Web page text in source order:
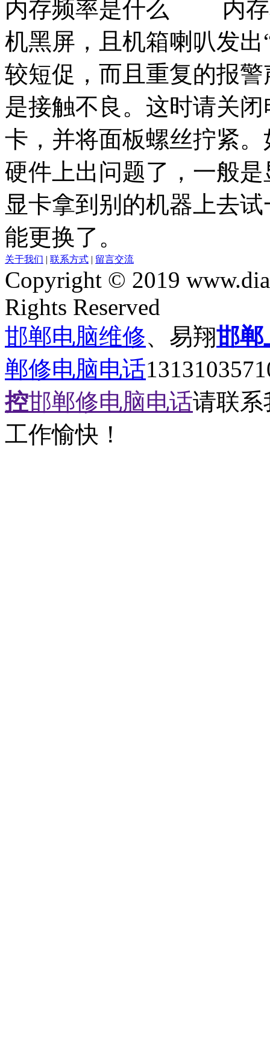
内存频率是什么 内存
机黑屏，且机箱喇叭发
较短促，而且重复的报
是接触不良。这时请关
卡，并将面板螺丝拧紧
硬件上出问题了，一般
显卡拿到别的机器上去
能更换了。
关于我们 | 联系方式 | 留言交流
Copyright © 2019
Rights Reserved
邯郸电脑维修、易翔邯郸
郸修电脑电话
控邯郸修电脑电话请联系
工作愉快！